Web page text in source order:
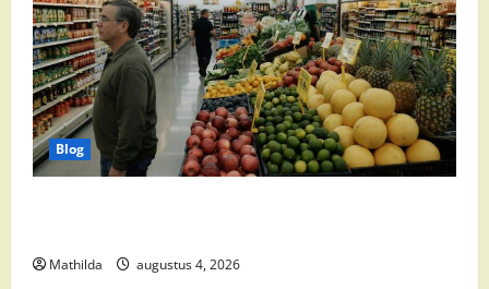
Blog
Mathilda augustus 4, 2026